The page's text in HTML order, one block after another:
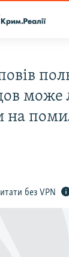
на
без VPN